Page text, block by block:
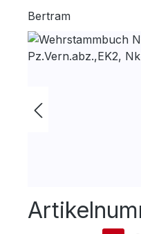
Bertram
Bildergalerie